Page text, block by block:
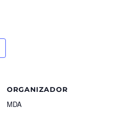
ORGANIZADOR
MDA